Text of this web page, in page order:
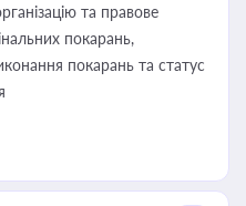
та правове
покарань,
покарань та статус